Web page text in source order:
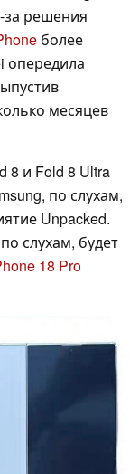
решения
более
опередила
месяцев
8 и Fold 8 Ultra
по слухам,
Unpacked.
слухам, будет
18 Pro